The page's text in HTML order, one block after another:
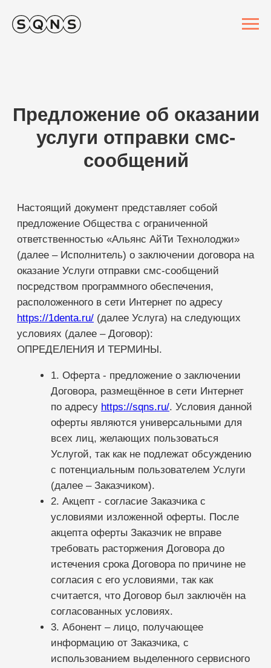
сообщений
Настоящий документ представляет собой
предложение Общества с ограниченной
ответственностью «Альянс АйТи Технолоджи»
посредством программного обеспечения,
расположенного в сети Интернет по адресу
https://1denta.ru/(далее Услуга) на следующих
условиях (далее – Договор):
ОПРЕДЕЛЕНИЯ И ТЕРМИНЫ.
1. Оферта - предложение о заключении
по адресуhttps://sqns.ru/. Условия данной
оферты являются универсальными для
всех лиц, желающих пользоваться
Услугой, так как не подлежат обсуждению
с потенциальным пользователем Услуги
(далее – Заказчиком).
акцепта оферты Заказчик не вправе
требовать расторжения Договора до
истечения срока Договора по причине не
согласия с его условиями, так как
считается, что Договор был заключён на
согласованных условиях.
3. Абонент – лицо, получающее
информацию от Заказчика, с
использованием выделенного сервисного
номера, и имеющее договорные
отношения с Оператором сотовой связи.
4. СМС – сообщение – короткое текстовое
сообщение, содержащее информацию в
передается Оператором сотовой связи
при помощи оборудования своей сети от
Мобильного терминала Абонента до
Технической базы Исполнителя и от
Технической базы Исполнителя до
Мобильного терминала Абонента, по
номерам. Одно смс-сообщение – это смс-
сообщение длиной до 70 символов, или
каждая часть сочленённого сообщения
размером до 140 байт, или каждое
бинарное сообщение размером до 140